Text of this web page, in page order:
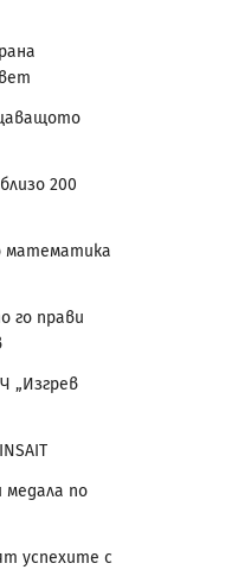
200
математика
го прави
„Изгрев
медала по
успехите с